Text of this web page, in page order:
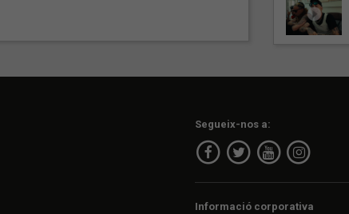
Segueix-nos a:
Informació corporativa